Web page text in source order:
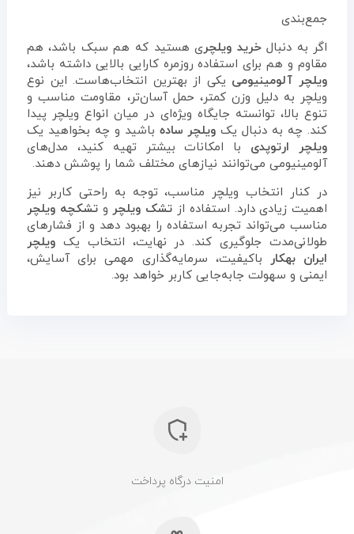
جمع‌بندی
اگر به دنبالخرید ویلچری هستید که هم سبک باشد، هم
مقاوم و هم برای استفاده روزمره کارایی بالایی داشته باشد،
ویلچر آلومینیومی یکی از بهترین انتخاب‌هاست. این نوع
ویلچر به دلیل وزن کمتر، حمل آسان‌تر، مقاومت مناسب و
تنوع بالا، توانسته جایگاه ویژه‌ای در میان انواع ویلچر پیدا
کند. چه به دنبال یک ویلچر ساده باشید و چه بخواهید یک
ویلچر ارتوپدی با امکانات بیشتر تهیه کنید، مدل‌های
آلومینیومی می‌توانند نیازهای مختلف شما را پوشش دهند.
در کنار انتخاب ویلچر مناسب، توجه به راحتی کاربر نیز
اهمیت زیادی دارد. استفاده از تشک ویلچر وتشکچه ویلچر
مناسب می‌تواند تجربه استفاده را بهبود دهد و از فشارهای
طولانی‌مدت جلوگیری کند. در نهایت، انتخاب یکویلچر
ایران بهکار
باکیفیت، سرمایه‌گذاری مهمی برای آسایش،
ایمنی و سهولت جابه‌جایی کاربر خواهد بود.
امنیت درگاه پرداخت